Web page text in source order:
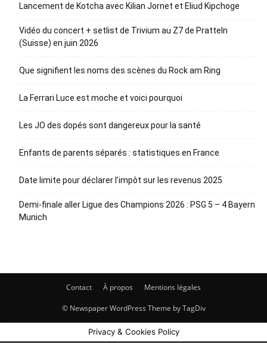
Lancement de Kotcha avec Kilian Jornet et Eliud Kipchoge
Vidéo du concert + setlist de Trivium au Z7 de Pratteln
(Suisse) en juin 2026
Que signifient les noms des scènes du Rock am Ring
La Ferrari Luce est moche et voici pourquoi
Les JO des dopés sont dangereux pour la santé
Enfants de parents séparés : statistiques en France
Date limite pour déclarer l’impôt sur les revenus 2025
Demi-finale aller Ligue des Champions 2026 : PSG 5 – 4 Bayern
Munich
Contact À propos Mentions légales
© Newspaper WordPress Theme by TagDiv
Privacy & Cookies Policy